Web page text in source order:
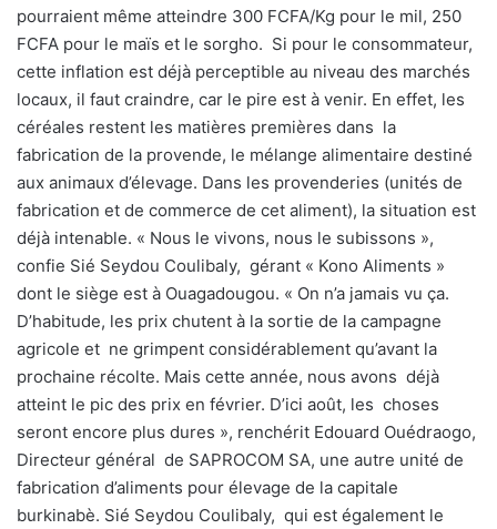
pourraient même atteindre 300 FCFA/Kg pour le mil, 250
FCFA pour le maïs et le sorgho. Si pour le consommateur,
cette inflation est déjà perceptible au niveau des marchés
locaux, il faut craindre, car le pire est à venir. En effet, les
céréales restent les matières premières dans la
fabrication de la provende, le mélange alimentaire destiné
aux animaux d’élevage. Dans les provenderies (unités de
fabrication et de commerce de cet aliment), la situation est
déjà intenable. « Nous le vivons, nous le subissons »,
confie Sié Seydou Coulibaly, gérant « Kono Aliments »
dont le siège est à Ouagadougou. « On n’a jamais vu ça.
D’habitude, les prix chutent à la sortie de la campagne
agricole et ne grimpent considérablement qu’avant la
prochaine récolte. Mais cette année, nous avons déjà
atteint le pic des prix en février. D’ici août, les choses
seront encore plus dures », renchérit Edouard Ouédraogo,
Directeur général de SAPROCOM SA, une autre unité de
fabrication d’aliments pour élevage de la capitale
burkinabè. Sié Seydou Coulibaly, qui est également le